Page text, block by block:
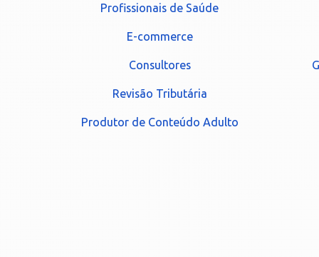
Profissionais de Saúde
E-commerce
Consultores
Revisão Tributária
Produtor de Conteúdo Adulto